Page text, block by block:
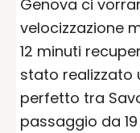
Genova ci
velocizzazione
12 minuti
stato realizzato
perfetto tra
passaggio da